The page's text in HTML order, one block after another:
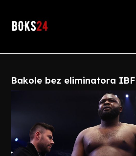
content
Bakole bez eliminatora IBF